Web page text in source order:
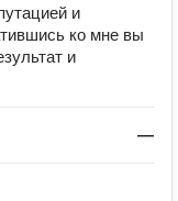
и
ко мне вы
и
—